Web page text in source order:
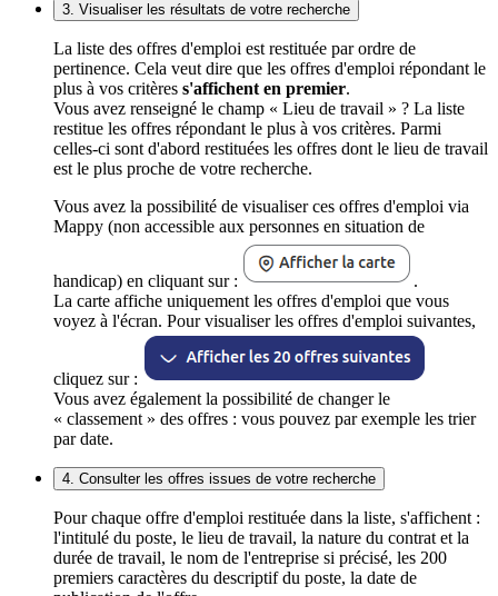
3. Visualiser les résultats de votre recherche
La liste des offres d'emploi est restituée par ordre de
pertinence. Cela veut dire que les offres d'emploi répondant le
plus à vos critères s'affichent en premier.
Vous avez renseigné le champ « Lieu de travail » ? La liste
restitue les offres répondant le plus à vos critères. Parmi
celles-ci sont d'abord restituées les offres dont le lieu de travail
est le plus proche de votre recherche.
Vous avez la possibilité de visualiser ces offres d'emploi via
Mappy (non accessible aux personnes en situation de
handicap) en cliquant sur :
.
La carte affiche uniquement les offres d'emploi que vous
voyez à l'écran. Pour visualiser les offres d'emploi suivantes,
cliquez sur :
Vous avez également la possibilité de changer le
« classement » des offres : vous pouvez par exemple les trier
par date.
4. Consulter les offres issues de votre recherche
Pour chaque offre d'emploi restituée dans la liste, s'affichent :
l'intitulé du poste, le lieu de travail, la nature du contrat et la
durée de travail, le nom de l'entreprise si précisé, les 200
premiers caractères du descriptif du poste, la date de